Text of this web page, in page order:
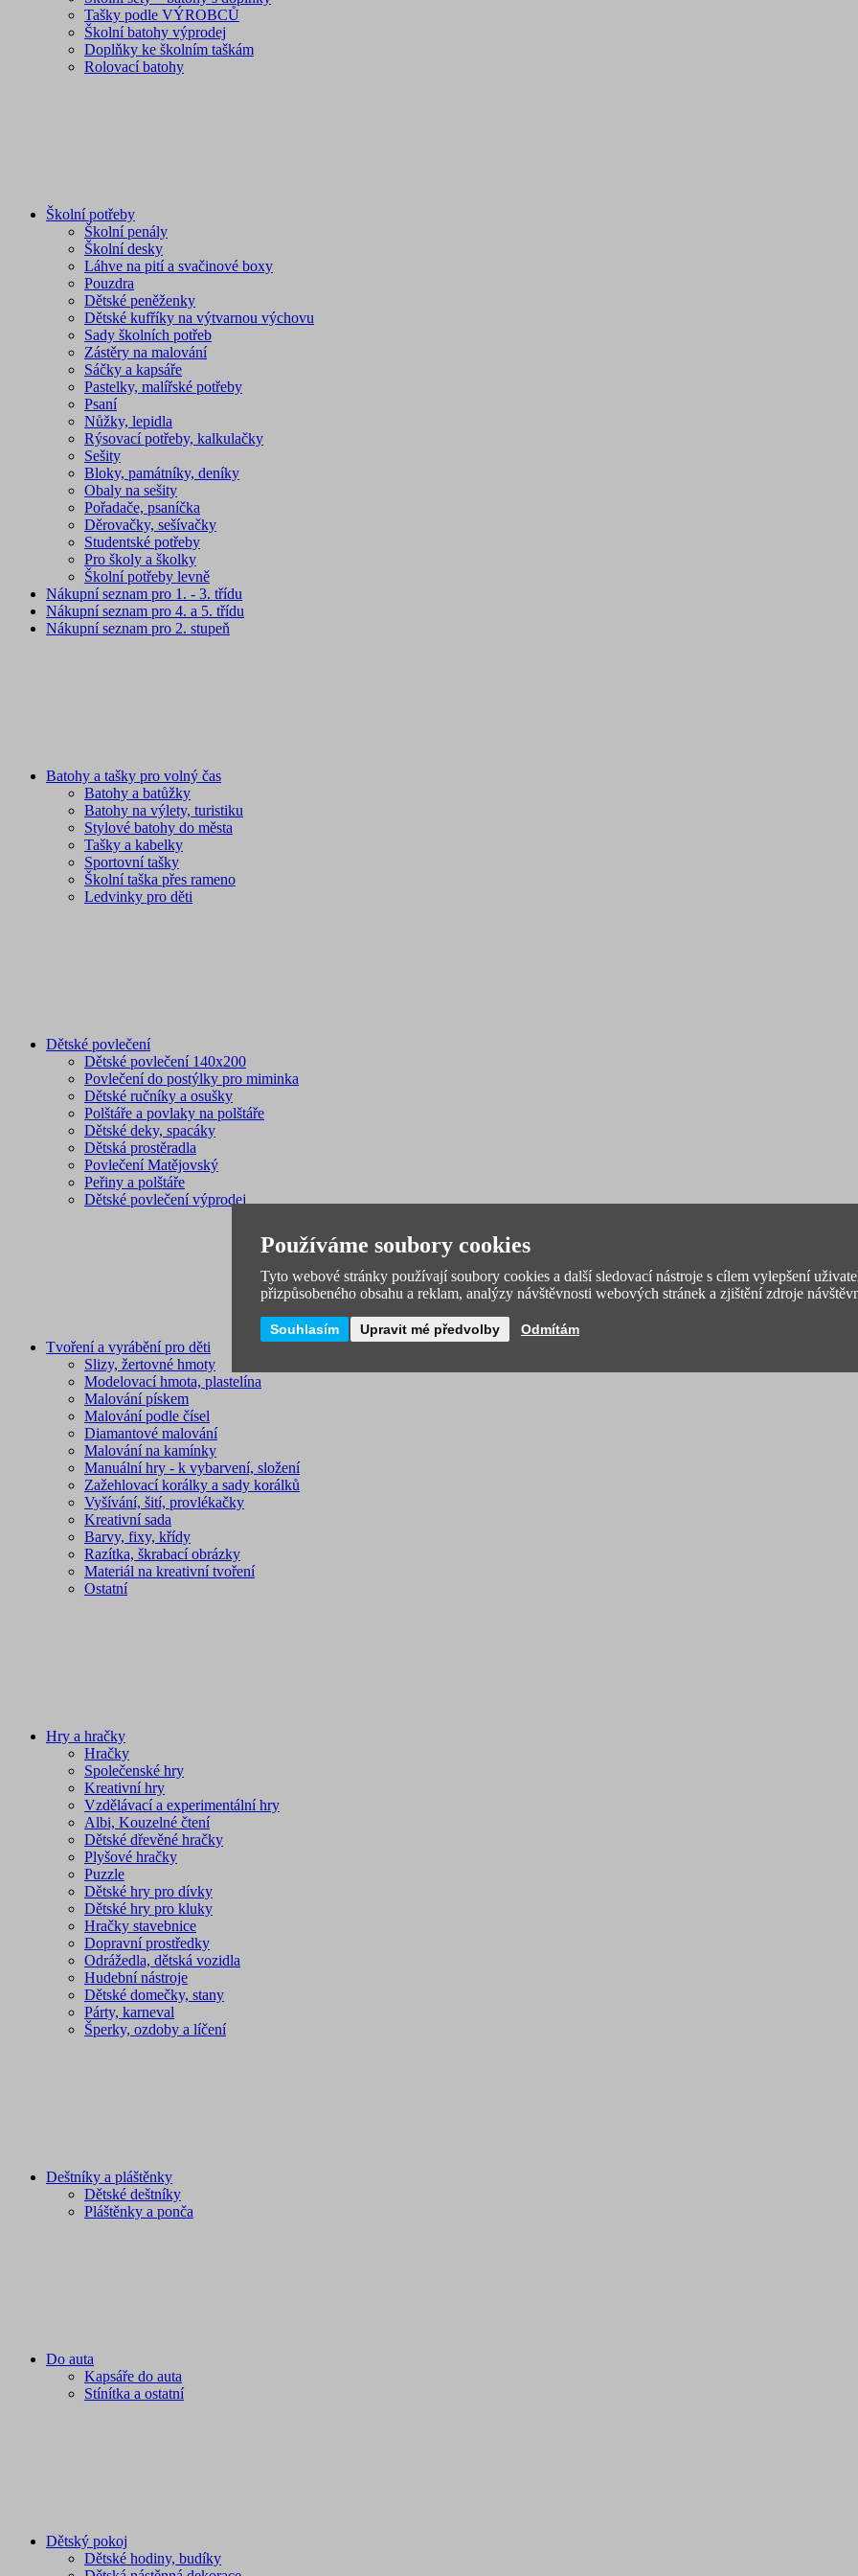
Tašky podle VÝROBCŮ
Školní batohy výprodej
Doplňky ke školním taškám
Rolovací batohy
Školní potřeby
Školní penály
Školní desky
Láhve na pití a svačinové boxy
Pouzdra
Dětské peněženky
Dětské kufříky na výtvarnou výchovu
Sady školních potřeb
Zástěry na malování
Sáčky a kapsáře
Pastelky, malířské potřeby
Psaní
Nůžky, lepidla
Rýsovací potřeby, kalkulačky
Sešity
Bloky, památníky, deníky
Obaly na sešity
Pořadače, psaníčka
Děrovačky, sešívačky
Studentské potřeby
Pro školy a školky
Školní potřeby levně
Nákupní seznam pro 1. - 3. třídu
Nákupní seznam pro 4. a 5. třídu
Nákupní seznam pro 2. stupeň
Batohy a tašky pro volný čas
Batohy a batůžky
Batohy na výlety, turistiku
Stylové batohy do města
Tašky a kabelky
Sportovní tašky
Školní taška přes rameno
Ledvinky pro děti
Dětské povlečení
Dětské povlečení 140x200
Povlečení do postýlky pro miminka
Dětské ručníky a osušky
Polštáře a povlaky na polštáře
Dětské deky, spacáky
Dětská prostěradla
Povlečení Matějovský
Peřiny a polštáře
Dětské povlečení výprodej
Tvoření a vyrábění pro děti
Slizy, žertovné hmoty
Modelovací hmota, plastelína
Malování pískem
Malování podle čísel
Diamantové malování
Malování na kamínky
Manuální hry - k vybarvení, složení
Zažehlovací korálky a sady korálků
Vyšívání, šití, provlékačky
Kreativní sada
Barvy, fixy, křídy
Razítka, škrabací obrázky
Materiál na kreativní tvoření
Ostatní
Hry a hračky
Hračky
Společenské hry
Kreativní hry
Vzdělávací a experimentální hry
Albi, Kouzelné čtení
Dětské dřevěné hračky
Plyšové hračky
Puzzle
Dětské hry pro dívky
Dětské hry pro kluky
Hračky stavebnice
Dopravní prostředky
Odrážedla, dětská vozidla
Hudební nástroje
Dětské domečky, stany
Párty, karneval
Šperky, ozdoby a líčení
Deštníky a pláštěnky
Dětské deštníky
Pláštěnky a ponča
Do auta
Kapsáře do auta
Stínítka a ostatní
Dětský pokoj
Dětské hodiny, budíky
Používáme soubory cookies
Tyto webové stránky používají soubory cookies a další sledovací nástroje s cílem vylepšení
přizpůsobeného obsahu a reklam, analýzy návštěvnosti webových stránek a zjištění zdroje
Souhlasím Upravit mé předvolby Odmítám